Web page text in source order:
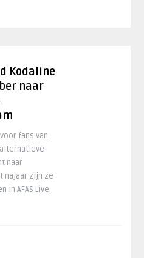
Kodaline
naar
fans van
naar
najaar zijn ze
in AFAS Live.